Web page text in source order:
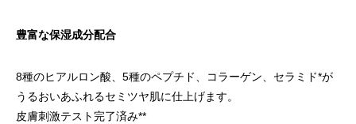
豊富な保湿成分配合
8種のヒアルロン酸、5種のペプチド、コラーゲン、セラミド*が
うるおいあふれるセミツヤ肌に仕上げます。
皮膚刺激テスト完了済み**